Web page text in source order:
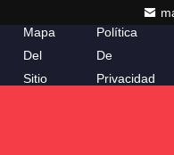
Mapa
Del
Sitio
Política
De
Privacidad